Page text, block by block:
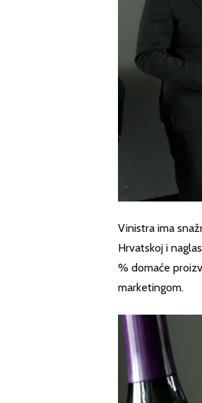
Vinistra ima
Hrvatskoj i
% domaće
marketingom.